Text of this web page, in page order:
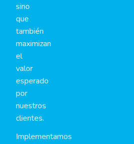
sino
que
también
maximizan
el
valor
esperado
por
nuestros
clientes.
Implementamos